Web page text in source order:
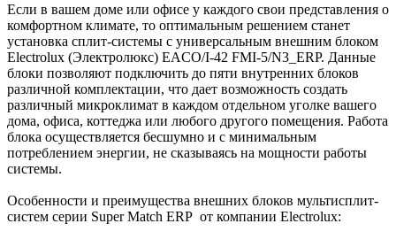
Если в вашем доме или офисе у каждого свои представления о
комфортном климате, то оптимальным решением станет
установка сплит-системы с универсальным внешним блоком
Electrolux (Электролюкс) EACO/I-42 FMI-5/N3_ERP. Данные
блоки позволяют подключить до пяти внутренних блоков
различной комплектации, что дает возможность создать
различный микроклимат в каждом отдельном уголке вашего
дома, офиса, коттеджа или любого другого помещения. Работа
блока осуществляется бесшумно и с минимальным
потреблением энергии, не сказываясь на мощности работы
системы.
Особенности и преимущества внешних блоков мультисплит-
систем серии Super Match ERP от компании Electrolux: